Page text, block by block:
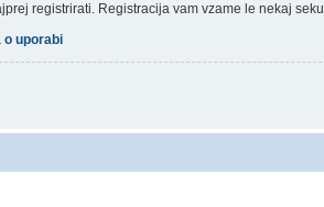
registrirati. Registracija vam vzame le nekaj
o uporabi